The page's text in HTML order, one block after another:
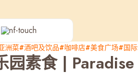
种籽 NF Points AIRSIDE 奖
洲菜#酒吧及饮品#咖啡店#美食广场#国
园素食 |